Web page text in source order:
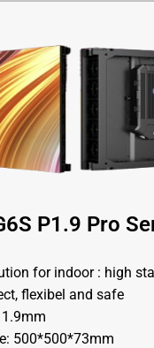
P1.9 Pro
for indoor : high
flexibel and safe
500*500*73mm